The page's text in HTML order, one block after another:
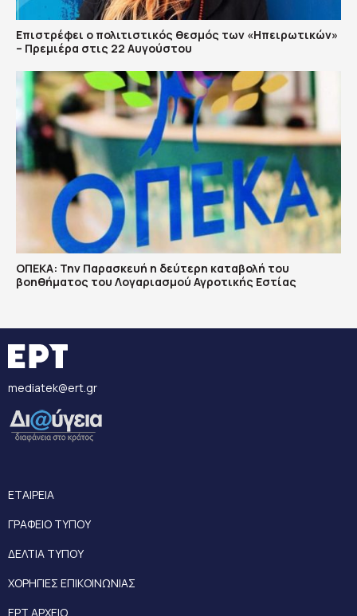
Επιστρέφει ο πολιτιστικός θεσμός των «Ηπειρωτικών»
– Πρεμιέρα στις 22 Αυγούστου
ΟΠΕΚΑ: Την Παρασκευή η δεύτερη καταβολή του
βοηθήματος του Λογαριασμού Αγροτικής Εστίας
mediatek@ert.gr
ΕΤΑΙΡΕΙΑ
ΓΡΑΦΕΙΟ ΤΥΠΟΥ
ΔΕΛΤΙΑ ΤΥΠΟΥ
ΧΟΡΗΓΙΕΣ ΕΠΙΚΟΙΝΩΝΙΑΣ
ΕΡΤ ΑΡΧΕΙΟ